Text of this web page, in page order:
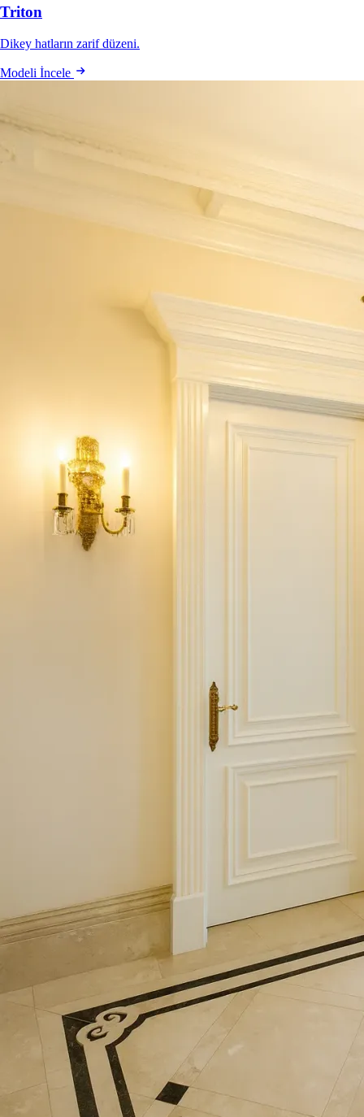
Triton
Dikey hatların zarif düzeni.
Modeli İncele